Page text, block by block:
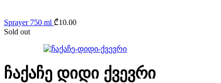
Sprayer 750 ml ₾10.00
Sold out
ჩაქაჩე დიდი ქვევრი